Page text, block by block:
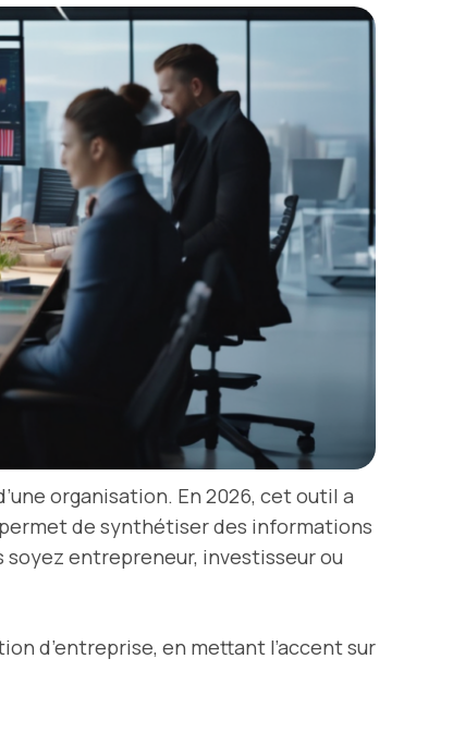
organisation. En 2026, cet outil a
de synthétiser des informations
entrepreneur, investisseur ou
d’entreprise, en mettant l’accent sur